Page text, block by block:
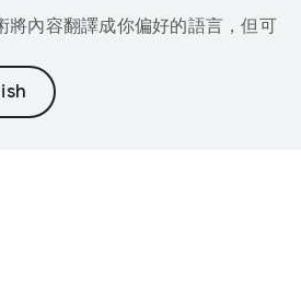
內容翻譯成你偏好的語言，但可